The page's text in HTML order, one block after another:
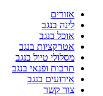
אזורים
לינה בנגב
אוכל בנגב
אטרקציות בנגב
מסלולי טיול בנגב
תרבות ופנאי בנגב
אירועים בנגב
צור קשר